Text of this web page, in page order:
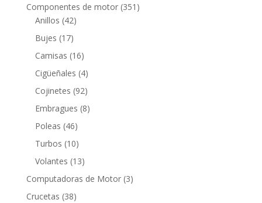
Componentes de motor 351 351
Anillos 4242
Bujes 1717
productos
Camisas 1616
productos
Cigüeñales 44
productos
Cojinetes 9292
productos
Embragues 88
Poleas 4646
productos
Turbos 1010
productos
Volantes 1313
productos
Computadoras de Motor 33
Crucetas 3838